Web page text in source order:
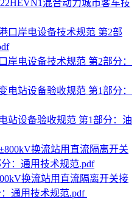
混合动力城市客车技
岸电设备技术规范 第2部分：
站设备验收规范 第1部分：油
换流站用直流隔离开关接
通用技术规范.pdf